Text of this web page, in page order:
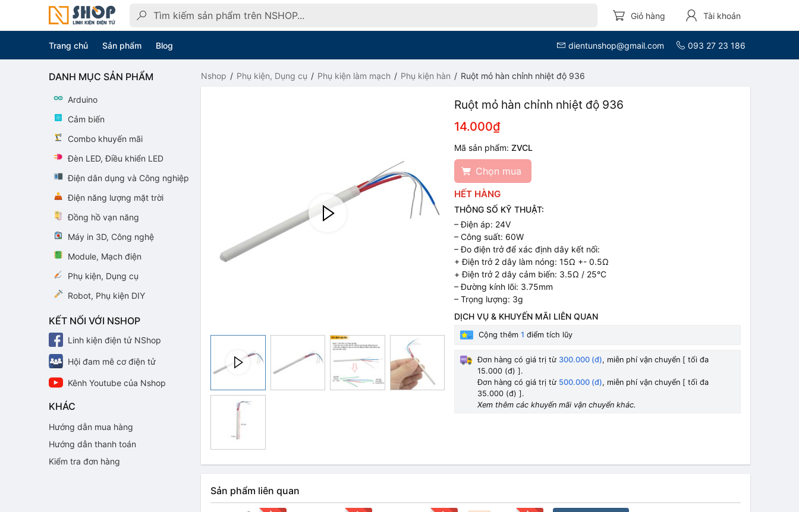
Giỏ hàng Tài khoản
Trang chủ Sản phẩm Blog dientunshop@gmail.com 093 27 23 186
Nshop Phụ kiện, Dụng cụ Phụ kiện làm mạch Phụ kiện hàn Ruột mỏ hàn chỉnh nhiệt độ 936
Ruột mỏ hàn chỉnh nhiệt độ 936
14.000₫
Mã sản phẩm:ZVCL
Chọn mua
HẾT HÀNG
THÔNG SỐ KỸ THUẬT:
– Điện áp: 24V
– Công suất: 60W
– Đo điện trở để xác định dây kết nối:
+ Điện trở 2 dây làm nóng: 15Ω +- 0.5Ω
+ Điện trở 2 dây cảm biến: 3.5Ω / 25°C
– Đường kính lõi: 3.75mm
– Trọng lượng: 3g
DỊCH VỤ & KHUYẾN MÃI LIÊN QUAN
Cộng thêm1 điểm tích lũy
Đơn hàng có giá trị từ 300.000 (đ), miễn phí vận chuyển [ tối đa
15.000 (đ) ].
Đơn hàng có giá trị từ 500.000 (đ), miễn phí vận chuyển [ tối đa
35.000 (đ) ].
Xem thêm các khuyến mãi vận chuyển khác.
Sản phẩm liên quan
DANH MỤC SẢN PHẨM
Arduino
Cảm biến
Combo khuyến mãi
Đèn LED, Điều khiển LED
Điện dân dụng và Công nghiệp
Điện năng lượng mặt trời
Đồng hồ vạn năng
Máy in 3D, Công nghệ
Module, Mạch điện
Phụ kiện, Dụng cụ
Robot, Phụ kiện DIY
KẾT NỐI VỚI NSHOP
Linh kiện điện tử NShop
Hội đam mê cơ điện tử
Kênh Youtube của Nshop
KHÁC
Hướng dẫn mua hàng
Hướng dẫn thanh toán
Kiểm tra đơn hàng